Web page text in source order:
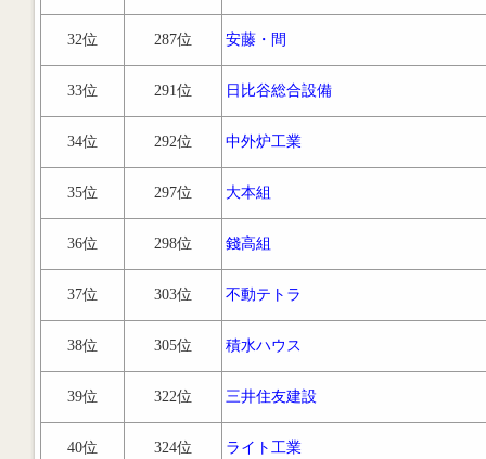
32位 287位 安藤・間
33位 291位 日比谷総合設備
34位 292位 中外炉工業
35位 297位 大本組
36位 298位 錢高組
37位 303位 不動テトラ
38位 305位 積水ハウス
39位 322位 三井住友建設
40位 324位 ライト工業